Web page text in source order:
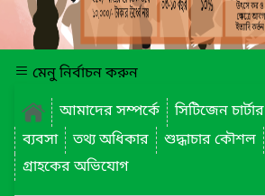
মেনু নির্বাচন করুন
আমাদের সম্পর্কে
সিটিজেন চার্টার
ব্যবসা
তথ্য অধিকার শুদ্ধাচার কৌশল
গ্রাহকের অভিযোগ